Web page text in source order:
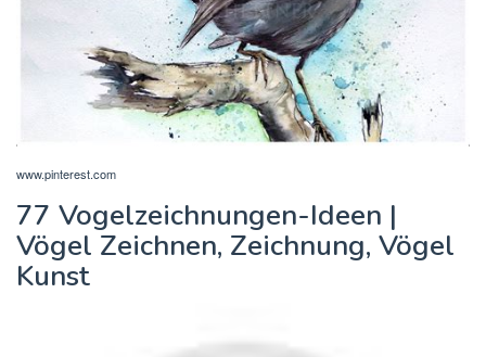
www.pinterest.com
77 Vogelzeichnungen-Ideen |
Vögel Zeichnen, Zeichnung, Vögel
Kunst